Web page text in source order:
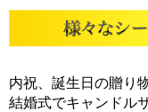
内祝、誕生日の贈り
結婚式でキャンドル